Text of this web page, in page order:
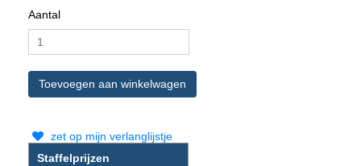
Aantal
zet op mijn verlanglijstje
Staffelprijzen